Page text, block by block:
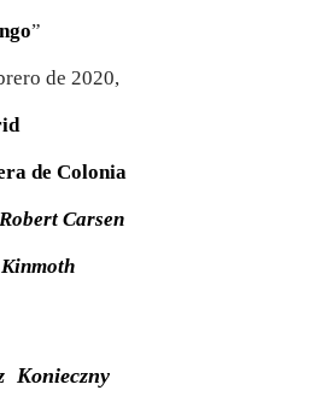
”
de 2020,
de Colonia
Carsen